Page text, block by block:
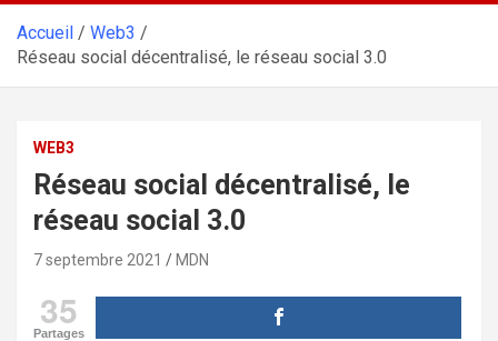
Accueil
Web3
Réseau social décentralisé, le réseau social 3.0
WEB3
Réseau social décentralisé, le
réseau social 3.0
7 septembre 2021 MDN
35
Partages